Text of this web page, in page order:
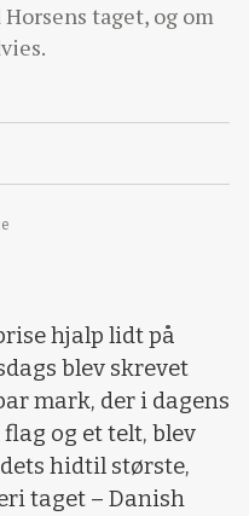
taget, og om
hjalp lidt på
blev skrevet
mark, der i dagens
og et telt, blev
hidtil største,
taget – Danish